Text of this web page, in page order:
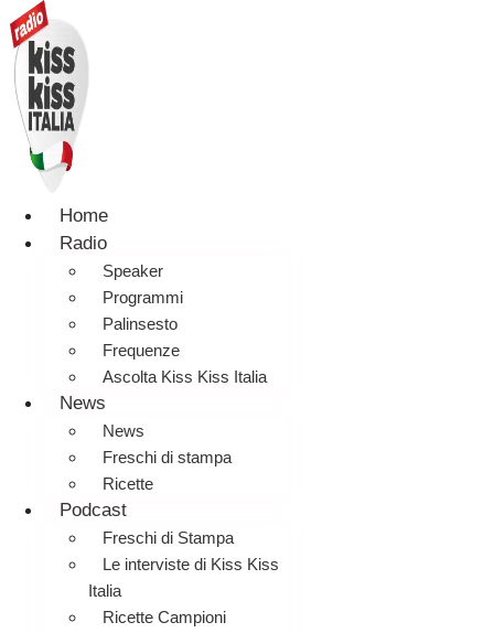
Home
Radio
Speaker
Programmi
Palinsesto
Frequenze
Ascolta Kiss Kiss Italia
News
News
Freschi di stampa
Ricette
Podcast
Freschi di Stampa
Le interviste di Kiss Kiss
Italia
Ricette Campioni